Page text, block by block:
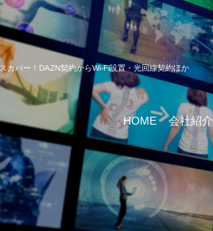
スカパー！DAZN契約からWi-Fi設置・光回線契約ほか
HOME 会社紹介